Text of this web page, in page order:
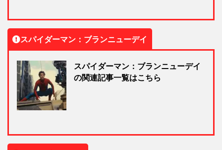
スパイダーマン：ブランニューデイ
スパイダーマン：ブランニューデイ
の関連記事一覧はこちら